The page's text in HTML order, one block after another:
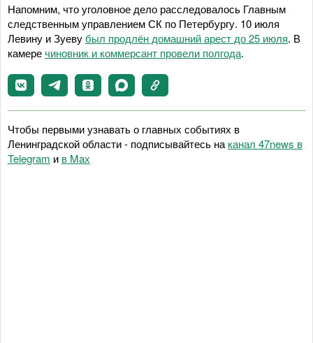
Напомним, что уголовное дело расследовалось Главным
следственным управлением СК по Петербургу. 10 июля
Левину и Зуевубыл продлён домашний арест до 25 июля. В
камеречиновник и коммерсант провели полгода.
Чтобы первыми узнавать о главных событиях в
Ленинградской области - подписывайтесь на канал 47news в
Telegram и в Maх